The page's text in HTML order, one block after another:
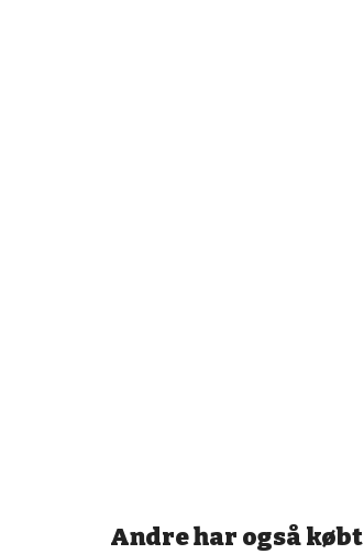
Andre har også købt